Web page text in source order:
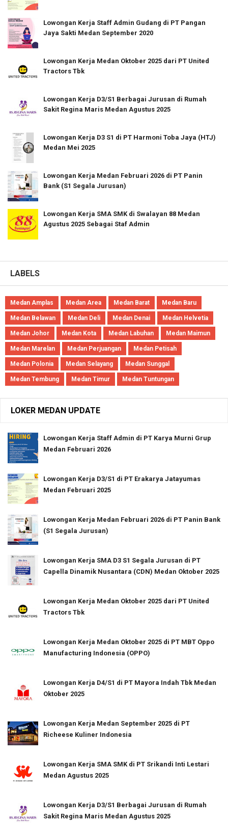
Lowongan Kerja Staff Admin Gudang di PT Pangan
Jaya Sakti Medan September 2020
Lowongan Kerja Medan Oktober 2025 dari PT United
Tractors Tbk
Lowongan Kerja D3/S1 Berbagai Jurusan di Rumah
Sakit Regina Maris Medan Agustus 2025
Lowongan Kerja D3 S1 di PT Harmoni Toba Jaya (HTJ)
Medan Mei 2025
Lowongan Kerja Medan Februari 2026 di PT Panin
Bank (S1 Segala Jurusan)
Lowongan Kerja SMA SMK di Swalayan 88 Medan
Agustus 2025 Sebagai Staf Admin
LABELS
Medan Amplas Medan Area Medan Barat Medan Baru
Medan Belawan Medan Deli Medan Denai Medan Helvetia
Medan Johor Medan Kota Medan Labuhan Medan Maimun
Medan Marelan Medan Perjuangan Medan Petisah
Medan Polonia Medan Selayang Medan Sunggal
Medan Tembung Medan Timur Medan Tuntungan
LOKER MEDAN UPDATE
Lowongan Kerja Staff Admin di PT Karya Murni Grup
Medan Februari 2026
Lowongan Kerja D3/S1 di PT Erakarya Jatayumas
Medan Februari 2025
Lowongan Kerja Medan Februari 2026 di PT Panin Bank
(S1 Segala Jurusan)
Lowongan Kerja SMA D3 S1 Segala Jurusan di PT
Capella Dinamik Nusantara (CDN) Medan Oktober 2025
Lowongan Kerja Medan Oktober 2025 dari PT United
Tractors Tbk
Lowongan Kerja Medan Oktober 2025 di PT MBT Oppo
Manufacturing Indonesia (OPPO)
Lowongan Kerja D4/S1 di PT Mayora Indah Tbk Medan
Oktober 2025
Lowongan Kerja Medan September 2025 di PT
Richeese Kuliner Indonesia
Lowongan Kerja SMA SMK di PT Srikandi Inti Lestari
Medan Agustus 2025
Lowongan Kerja D3/S1 Berbagai Jurusan di Rumah
Sakit Regina Maris Medan Agustus 2025